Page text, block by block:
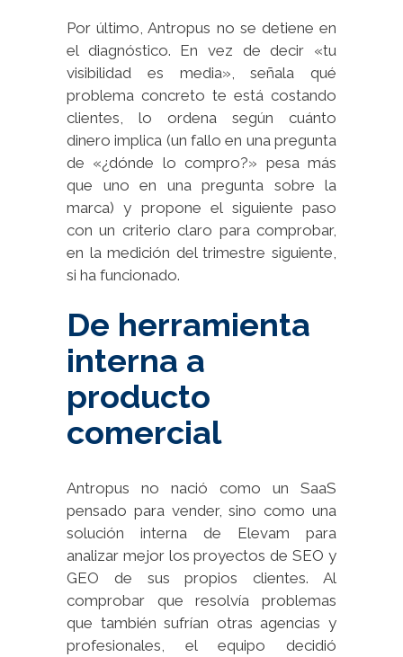
Por último, Antropus no se detiene en
el diagnóstico. En vez de decir «tu
visibilidad es media», señala qué
problema concreto te está costando
clientes, lo ordena según cuánto
dinero implica (un fallo en una pregunta
de «¿dónde lo compro?» pesa más
que uno en una pregunta sobre la
marca) y propone el siguiente paso
con un criterio claro para comprobar,
en la medición del trimestre siguiente,
si ha funcionado.
De herramienta
interna a
producto
comercial
Antropus no nació como un SaaS
pensado para vender, sino como una
solución interna de Elevam para
analizar mejor los proyectos de SEO y
GEO de sus propios clientes. Al
comprobar que resolvía problemas
que también sufrían otras agencias y
profesionales, el equipo decidió